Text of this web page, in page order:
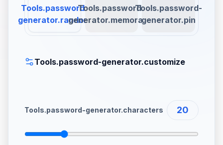
Tools.password-
generator.random
Tools.password-
generator.memorable
Tools.password-
generator.pin
Tools.password-generator.customize
Tools.password-generator.characters 20